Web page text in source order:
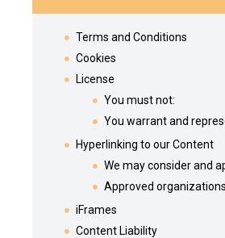
Terms and Conditions
Cookies
License
You must not:
You warrant and
Hyperlinking to our Content
iFrames
Content Liability